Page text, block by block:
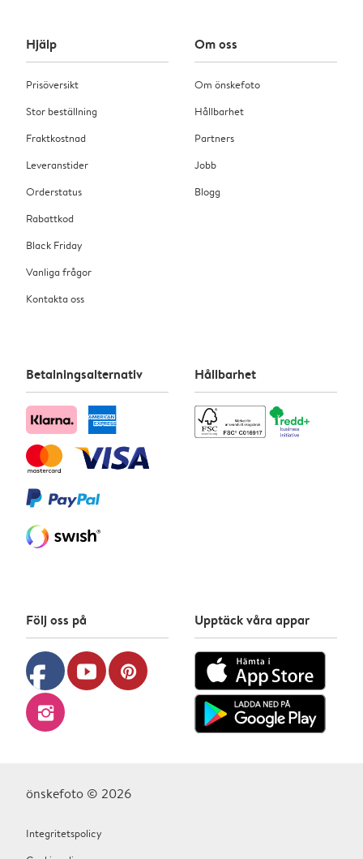
Hjälp
Prisöversikt
Stor beställning
Fraktkostnad
Leveranstider
Orderstatus
Rabattkod
Black Friday
Vanliga frågor
Kontakta oss
Om oss
Om önskefoto
Hållbarhet
Partners
Jobb
Blogg
Betalningsalternativ Hållbarhet
Följ oss på
facebook youtube pinterest
instagram
Upptäck våra appar
önskefoto © 2026
Integritetspolicy